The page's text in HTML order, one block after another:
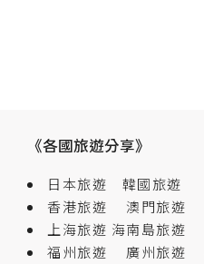
《各國旅遊分享》
日本旅遊
韓國旅遊
香港旅遊
澳門旅遊
上海旅遊 海南島旅遊
福州旅遊
廣州旅遊